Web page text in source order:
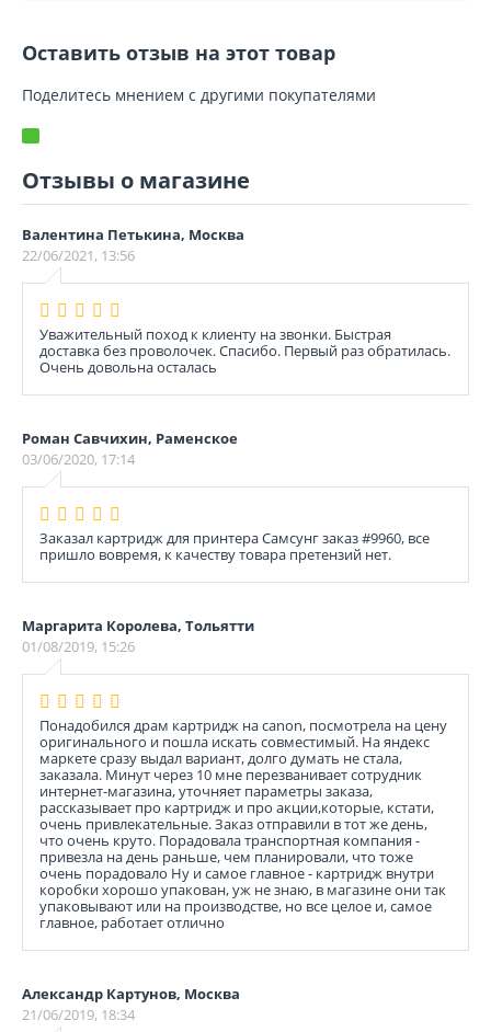
Оставить отзыв на этот товар
Поделитесь мнением с другими покупателями
Отзывы о магазине
Валентина Петькина, Москва
22/06/2021, 13:56
Уважительный поход к клиенту на звонки. Быстрая
доставка без проволочек. Спасибо. Первый раз обратилась.
Очень довольна осталась
Роман Савчихин, Раменское
03/06/2020, 17:14
Заказал картридж для принтера Самсунг заказ #9960, все
пришло вовремя, к качеству товара претензий нет.
Маргарита Королева, Тольятти
01/08/2019, 15:26
Понадобился драм картридж на canon, посмотрела на цену
оригинального и пошла искать совместимый. На яндекс
маркете сразу выдал вариант, долго думать не стала,
заказала. Минут через 10 мне перезванивает сотрудник
интернет-магазина, уточняет параметры заказа,
рассказывает про картридж и про акции,которые, кстати,
очень привлекательные. Заказ отправили в тот же день,
что очень круто. Порадовала транспортная компания -
привезла на день раньше, чем планировали, что тоже
очень порадовало Ну и самое главное - картридж внутри
коробки хорошо упакован, уж не знаю, в магазине они так
упаковывают или на производстве, но все целое и, самое
главное, работает отлично
Александр Картунов, Москва
21/06/2019, 18:34